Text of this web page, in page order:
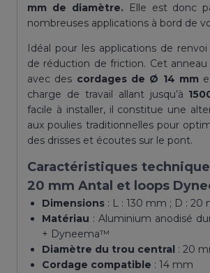
mm de diamètre.
Elle est donc
nombreuses applications à bord de
Idéal pour les applications de
de réduction de friction. Cet
avec des cordages de Ø 14 mm
charge de travail allant jusqu’à
facile à installer, il constitue une
aux poulies traditionnelles pour
des drisses et écoutes sur le pont.
Caractéristiques
20 mm Antal et loops
Dimensions : L : 130 mm ; D : 20
Matériau : Aluminium anodisé
+ Dyneema™
Diamètre du trou central : 20
Cordage compatible : 14 mm